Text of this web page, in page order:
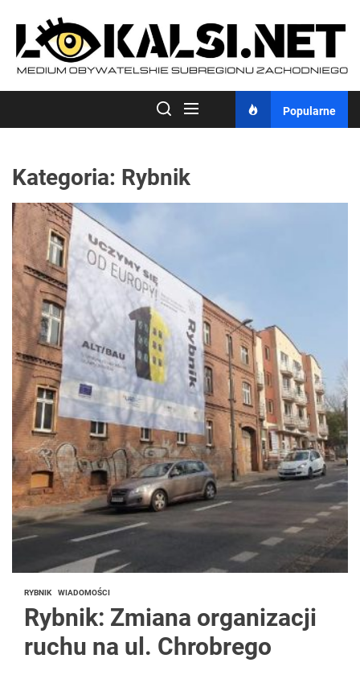
content
Popularne
Kategoria: Rybnik
RYBNIK WIADOMOŚCI
Rybnik: Zmiana organizacji
ruchu na ul. Chrobrego